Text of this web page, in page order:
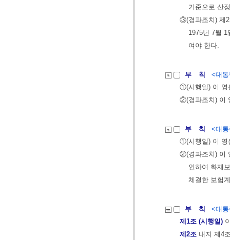
기준으로 산
③(경과조치) 제2
1975년 7월
여야 한다.
부 칙
<대
①(시행일) 이 영
②(경과조치) 이
부 칙
<대
①(시행일) 이 영
②(경과조치) 이
인하여 화재
체결한 보험
부 칙
<대
제1조 (시행일)
제2조 내지 제4